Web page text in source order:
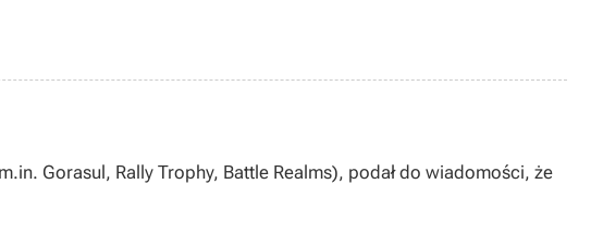
Gorasul, Rally Trophy, Battle Realms), podał do wiadomości, że